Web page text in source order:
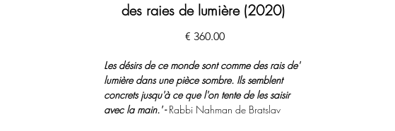
des raies de lumière (2020)
‏360.00 ‏€ מחיר
'Les désirs de ce monde sont comme des rais de
lumière dans une pièce sombre. Ils semblent
concrets jusqu'à ce que l'on tente de les saisir
avec la main.' -Rabbi Nahman de Bratslav